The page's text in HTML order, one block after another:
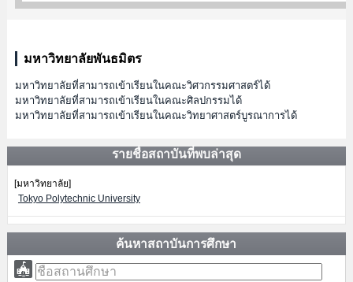
มหาวิทยาลัยพันธมิตร
มหาวิทยาลัยที่สามารถเข้าเรียนในคณะวิศวกรรมศาสตร์ได้
มหาวิทยาลัยที่สามารถเข้าเรียนในคณะศิลปกรรมได้
มหาวิทยาลัยที่สามารถเข้าเรียนในคณะวิทยาศาสตร์บูรณาการได้
รายชื่อสถาบันที่พบล่าสุด
[มหาวิทยาลัย]
Tokyo Polytechnic University
ค้นหาสถาบันการศึกษา